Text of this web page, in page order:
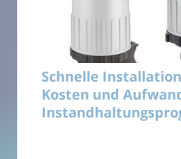
Schnelle
Kosten und